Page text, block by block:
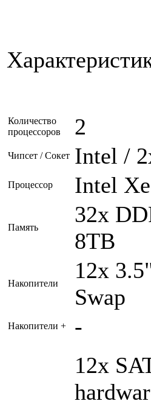
Количество
процессоров
2
Чипсет / Сокет Intel /
Процессор Intel
Память
32x
8TB
Накопители
12x
Swap
Накопители +
-
12x